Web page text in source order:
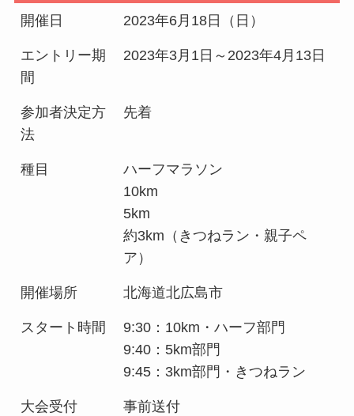
開催日 2023年6月18日（日）
エントリー期
間
2023年3月1日～2023年4月13日
参加者決定方
法
先着
種目
ハーフマラソン
10km
5km
約3km（きつねラン・親子ペ
ア）
開催場所 北海道北広島市
スタート時間
9:30：10km・ハーフ部門
9:40：5km部門
9:45：3km部門・きつねラン
大会受付 事前送付